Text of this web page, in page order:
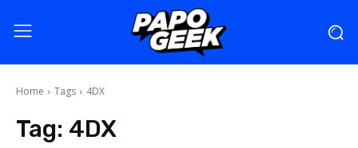
Home Tags 4DX
Tag: 4DX